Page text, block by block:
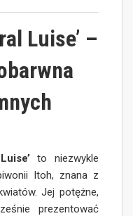
Luise’ –
to niezwykle
Itoh, znana z
Jej potężne,
prezentować